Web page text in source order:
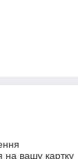
на вашу картку